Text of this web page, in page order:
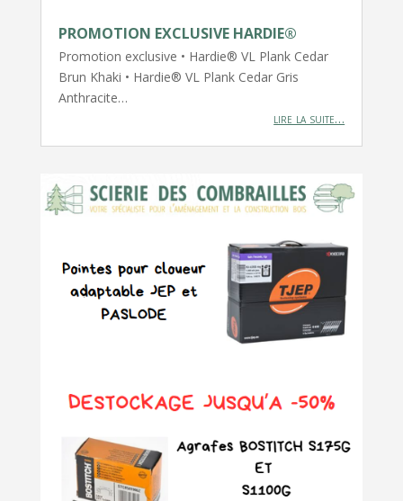
PROMOTION EXCLUSIVE HARDIE®
Promotion exclusive • Hardie® VL Plank Cedar
Brun Khaki • Hardie® VL Plank Cedar Gris
Anthracite…
lire la suite…